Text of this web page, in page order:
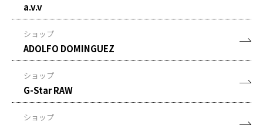
a.v.v
ショップ
ADOLFO DOMINGUEZ
ショップ
G-Star RAW
ショップ